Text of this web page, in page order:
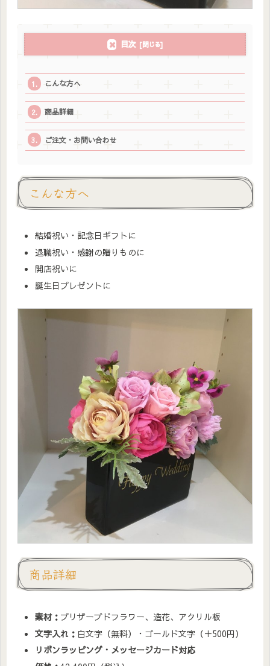
目次
こんな方へ
商品詳細
ご注文・お問い合わせ
こんな方へ
結婚祝い・記念日ギフトに
退職祝い・感謝の贈りものに
開店祝いに
誕生日プレゼントに
商品詳細
素材： プリザーブドフラワー、造花、アクリル板
文字入れ： 白文字（無料）・ゴールド文字（＋500円）
リボンラッピング・メッセージカード対応